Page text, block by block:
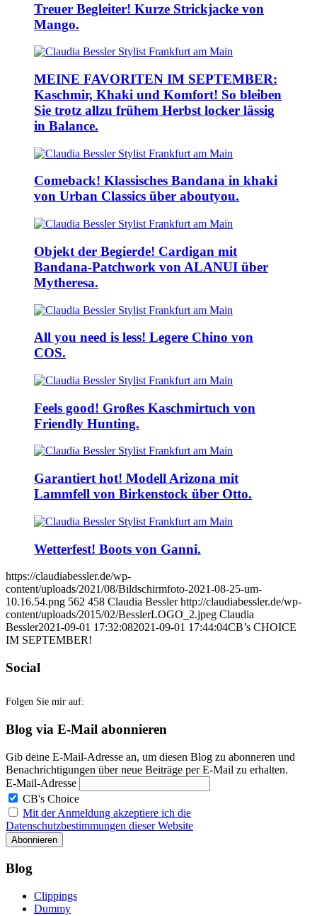
Treuer Begleiter! Kurze Strickjacke von
Mango.
MEINE FAVORITEN IM SEPTEMBER:
Kaschmir, Khaki und Komfort! So bleiben
Sie trotz allzu frühem Herbst locker lässig
in Balance.
Comeback! Klassisches Bandana in khaki
von Urban Classics über aboutyou.
Objekt der Begierde! Cardigan mit
Bandana-Patchwork von ALANUI über
Mytheresa.
All you need is less! Legere Chino von
COS.
Feels good! Großes Kaschmirtuch von
Friendly Hunting.
Garantiert hot! Modell Arizona mit
Lammfell von Birkenstock über Otto.
Wetterfest! Boots von Ganni.
https://claudiabessler.de/wp-
content/uploads/2021/08/Bildschirmfoto-2021-08-25-um-
10.16.54.png 562 458 Claudia Bessler http://claudiabessler.de/wp-
content/uploads/2015/02/BesslerLOGO_2.jpeg Claudia
Bessler2021-09-01 17:32:082021-09-01 17:44:04CB’s CHOICE
IM SEPTEMBER!
Social
Folgen Sie mir auf:
Blog via E-Mail abonnieren
Gib deine E-Mail-Adresse an, um diesen Blog zu abonneren und
Benachrichtigungen über neue Beiträge per E-Mail zu erhalten.
E-Mail-Adresse
CB's Choice
Mit der Anmeldung akzeptiere ich die
Datenschutzbestimmungen dieser Website
Blog
Clippings
Dummy